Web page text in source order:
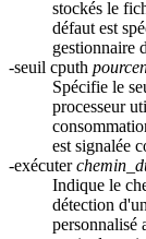
stockés le
défaut est
gestionnaire
-seuil cputh
Spécifie le
processeur
est signalée
-exécuter
Indique le
détection
personnalisé